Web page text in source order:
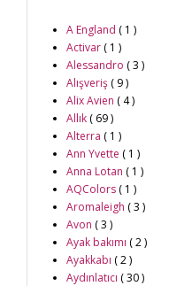
A England ( 1 )
Activar ( 1 )
Alessandro ( 3 )
Alışveriş ( 9 )
Alix Avien ( 4 )
Allık ( 69 )
Alterra ( 1 )
Ann Yvette ( 1 )
Anna Lotan ( 1 )
AQColors ( 1 )
Aromaleigh ( 3 )
Avon ( 3 )
Ayak bakımı ( 2 )
Ayakkabı ( 2 )
Aydınlatıcı ( 30 )